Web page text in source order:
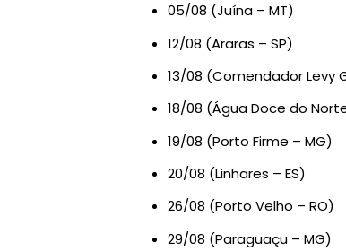
05/08 (Juína – MT)
12/08 (Araras – SP)
13/08 (Comendador Levy
18/08 (Água Doce do
19/08 (Porto Firme – MG)
20/08 (Linhares – ES)
26/08 (Porto Velho – RO)
29/08 (Paraguaçu – MG)